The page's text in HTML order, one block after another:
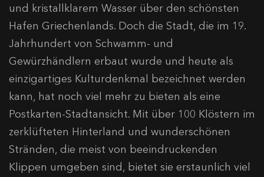
und kristallklarem Wasser über den schönsten
Hafen Griechenlands. Doch die Stadt, die im 19.
Jahrhundert von Schwamm- und
Gewürzhändlern erbaut wurde und heute als
einzigartiges Kulturdenkmal bezeichnet werden
kann, hat noch viel mehr zu bieten als eine
Postkarten-Stadtansicht. Mit über 100 Klöstern im
zerklüfteten Hinterland und wunderschönen
Stränden, die meist von beeindruckenden
Klippen umgeben sind, bietet sie erstaunlich viel